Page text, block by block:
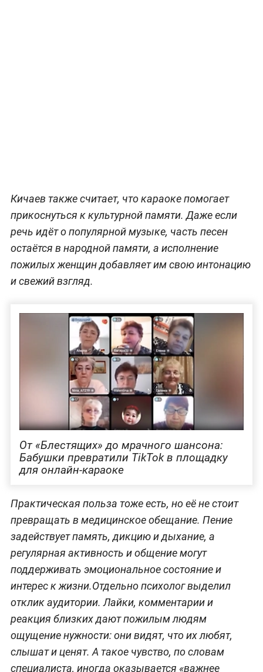
Кичаев также считает, что караоке помогает
прикоснуться к культурной памяти. Даже если
речь идёт о популярной музыке, часть песен
остаётся в народной памяти, а исполнение
пожилых женщин добавляет им свою интонацию
и свежий взгляд.
От «Блестящих» до мрачного шансона:
Бабушки превратили TikTok в площадку
для онлайн-караоке
Практическая польза тоже есть, но её не стоит
превращать в медицинское обещание. Пение
задействует память, дикцию и дыхание, а
регулярная активность и общение могут
поддерживать эмоциональное состояние и
интерес к жизни.Отдельно психолог выделил
отклик аудитории. Лайки, комментарии и
реакция близких дают пожилым людям
ощущение нужности: они видят, что их любят,
слышат и ценят. А такое чувство, по словам
специалиста, иногда оказывается «важнее